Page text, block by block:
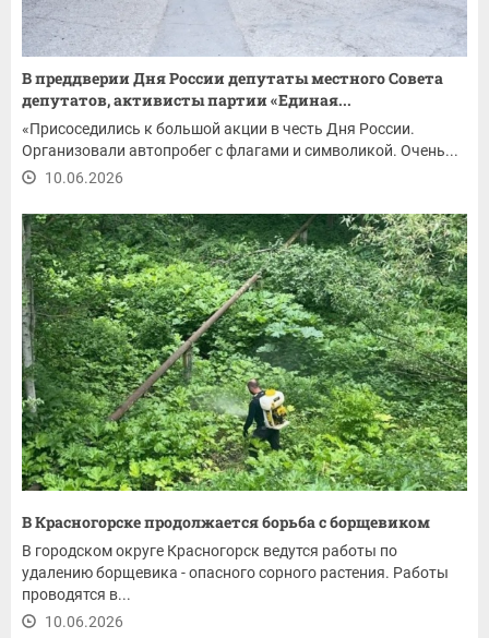
В преддверии Дня России депутаты местного Совета
депутатов, активисты партии «Единая...
«Присоседились к большой акции в честь Дня России.
Организовали автопробег с флагами и символикой. Очень...
10.06.2026
В Красногорске продолжается борьба с борщевиком
В городском округе Красногорск ведутся работы по
удалению борщевика - опасного сорного растения. Работы
проводятся в...
10.06.2026